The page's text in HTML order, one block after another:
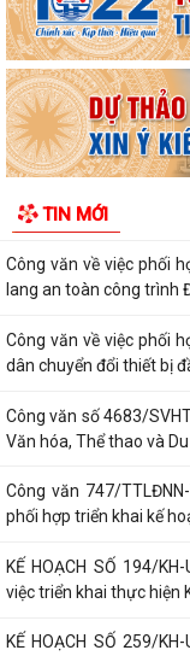
TIN MỚI
QUYẾT ĐỊNH SỐ
phố Ban hành Bộ tiêu
Chung kết Hội thi lực
toàn quốc (lần thứ 1)
dân thành phố Hải
Công văn về việc phối
lang an toàn công trình
Công văn về việc phối
dân chuyển đổi thiết bị
Công văn số 4683/
Văn hóa, Thể thao và Du
Công văn 747/
phối hợp triển khai kế
KẾ HOẠCH SỐ 194/
việc triển khai thực hiện
KẾ HOẠCH SỐ 259/